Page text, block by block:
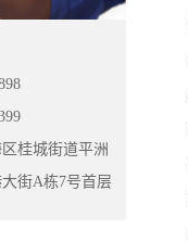
桂城街道平洲
街A栋7号首层